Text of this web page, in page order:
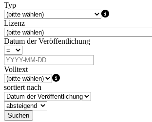
Typ
Lizenz
Datum der Veröffentlichung
Volltext
sortiert nach
Suchen